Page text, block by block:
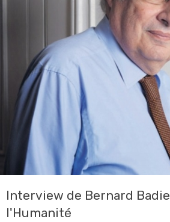
Interview de Bernard
l'Humanité